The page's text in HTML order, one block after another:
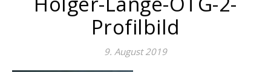
Profilbild
9. August 2019